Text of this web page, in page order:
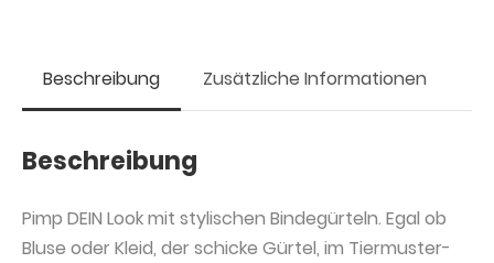
Beschreibung Zusätzliche Informationen
Beschreibung
Pimp DEIN Look mit stylischen Bindegürteln. Egal ob
Bluse oder Kleid, der schicke Gürtel, im Tiermuster-